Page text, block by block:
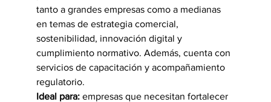
tanto a grandes empresas como a medianas
en temas de estrategia comercial,
sostenibilidad, innovación digital y
cumplimiento normativo. Además, cuenta con
servicios de capacitación y acompañamiento
regulatorio.
Ideal para: empresas que necesitan fortalecer